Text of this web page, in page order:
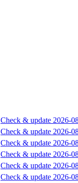
Check & update 2026-
Check & update 2026-
Check & update 2026-
Check & update 2026-
Check & update 2026-
Check & update 2026-